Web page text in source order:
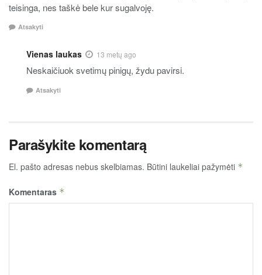
teisinga, nes taškė bele kur sugalvoję.
Atsakyti
Vienas laukas 13 metų ago
Neskaičiuok svetimų pinigų, žydu pavirsi.
Atsakyti
Parašykite komentarą
El. pašto adresas nebus skelbiamas. Būtini laukeliai pažymėti *
Komentaras *